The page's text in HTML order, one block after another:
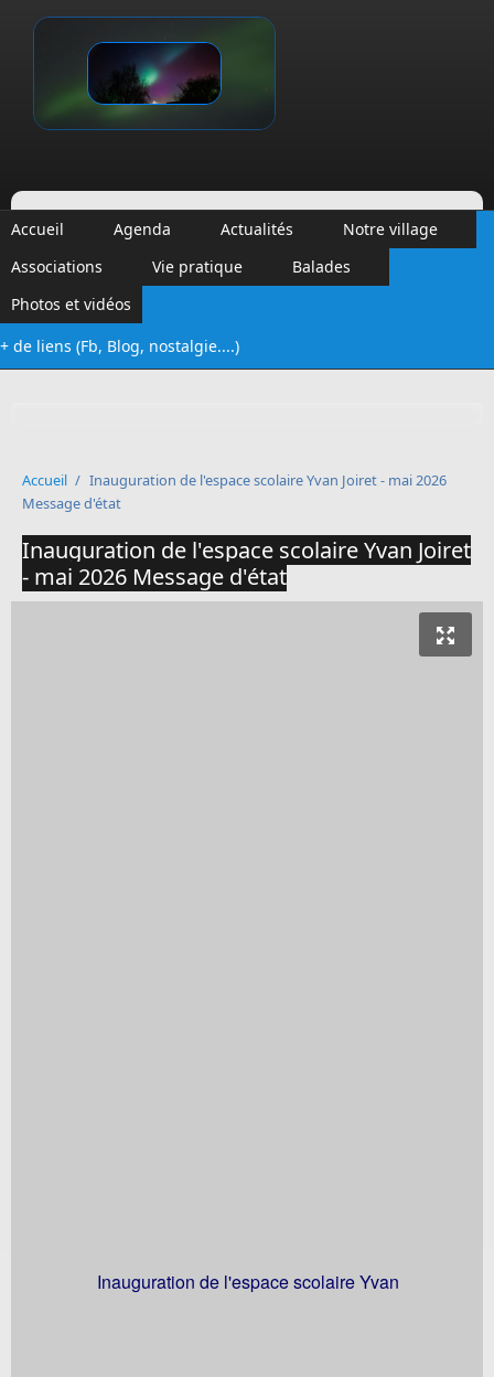
Vinalmont
Accueil Agenda Actualités
Notre village
Associations
Vie pratique
Balades
Photos et vidéos
+ de liens (Fb, Blog, nostalgie....)
Accueil / Inauguration de l'espace scolaire Yvan Joiret - mai 2026
Message d'état
Inauguration de l'espace scolaire Yvan Joiret
- mai 2026 Message d'état